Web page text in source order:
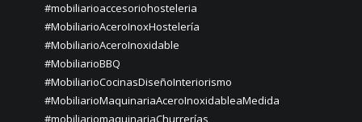
#mobiliarioaccesoriohosteleria
#MobiliarioAceroInoxHostelería
#MobiliarioAceroInoxidable
#MobiliarioBBQ
#MobiliarioCocinasDiseñoInteriorismo
#MobiliarioMaquinariaAceroInoxidableaMedida
#mobiliariomaquinariaChurrerías